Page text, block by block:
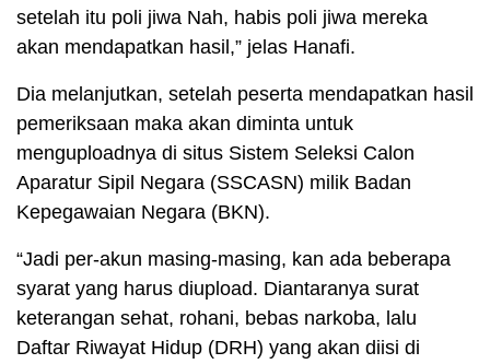
setelah itu poli jiwa Nah, habis poli jiwa mereka
akan mendapatkan hasil,” jelas Hanafi.
Dia melanjutkan, setelah peserta mendapatkan hasil
pemeriksaan maka akan diminta untuk
menguploadnya di situs Sistem Seleksi Calon
Aparatur Sipil Negara (SSCASN) milik Badan
Kepegawaian Negara (BKN).
“Jadi per-akun masing-masing, kan ada beberapa
syarat yang harus diupload. Diantaranya surat
keterangan sehat, rohani, bebas narkoba, lalu
Daftar Riwayat Hidup (DRH) yang akan diisi di